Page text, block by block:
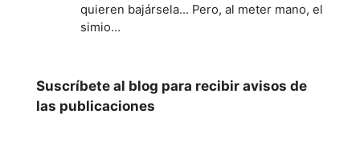
quieren bajársela... Pero, al meter mano, el
simio…
Suscríbete al blog para recibir avisos de
las publicaciones